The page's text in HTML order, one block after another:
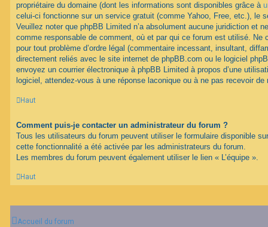
propriétaire du domaine (dont les informations sont disponibles grâce à
celui-ci fonctionne sur un service gratuit (comme Yahoo, Free, etc.), le
Veuillez noter que phpBB Limited n’a absolument aucune juridiction et
comme responsable de comment, où et par qui ce forum est utilisé. Ne
pour tout problème d’ordre légal (commentaire incessant, insultant,
directement reliés avec le site internet de phpBB.com ou le logiciel
envoyez un courrier électronique à phpBB Limited à propos d’une
logiciel, attendez-vous à une réponse laconique ou à ne pas recevoir de
Haut
Comment puis-je contacter un administrateur du forum ?
Tous les utilisateurs du forum peuvent utiliser le formulaire disponible
cette fonctionnalité a été activée par les administrateurs du forum.
Les membres du forum peuvent également utiliser le lien « L’équipe ».
Haut
Accueil du forum